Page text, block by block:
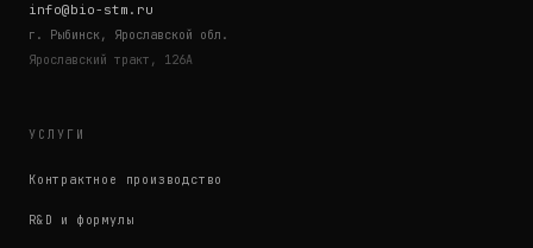
info@bio-stm.ru
г. Рыбинск, Ярославской обл.
Ярославский тракт, 126А
УСЛУГИ
Контрактное производство
R&D и формулы